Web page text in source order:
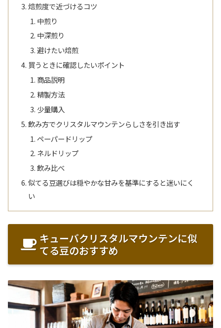
焙煎度で近づけるコツ
中煎り
中深煎り
避けたい焙煎
買うときに確認したいポイント
商品説明
精製方法
少量購入
飲み方でクリスタルマウンテンらしさを引き出す
ペーパードリップ
ネルドリップ
飲み比べ
似てる豆選びは穏やかな甘みを基準にすると迷いにく
い
キューバクリスタルマウンテンに似
てる豆のおすすめ